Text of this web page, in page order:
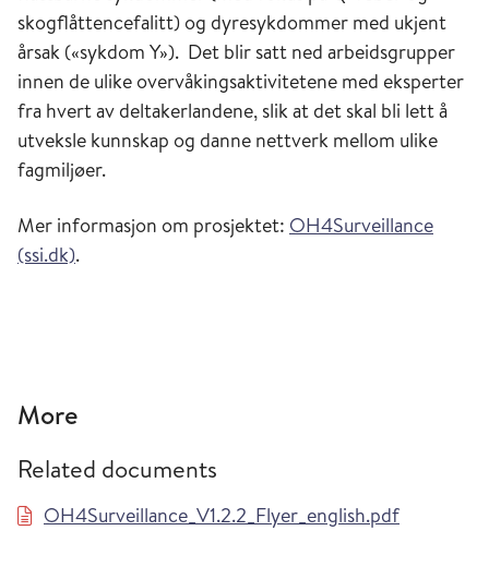
skogflåttencefalitt) og dyresykdommer med ukjent
årsak («sykdom Y»). Det blir satt ned arbeidsgrupper
innen de ulike overvåkingsaktivitetene med eksperter
fra hvert av deltakerlandene, slik at det skal bli lett å
utveksle kunnskap og danne nettverk mellom ulike
fagmiljøer.
Mer informasjon om prosjektet: OH4Surveillance
(ssi.dk).
More
Related documents
OH4Surveillance_V1.2.2_Flyer_english.pdf